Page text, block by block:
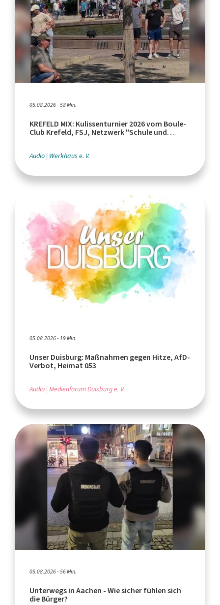
05.08.2026 - 58 Min.
KREFELD MIX: Kulissenturnier 2026 vom Boule-
Club Krefeld, FSJ, Netzwerk "Schule und
Audio Werkhaus e. V.
05.08.2026 - 19 Min.
Unser Duisburg: Maßnahmen gegen Hitze, AfD-
Verbot, Heimat 053
Audio Medienforum Duisburg e. V.
05.08.2026 - 56 Min.
Unterwegs in Aachen - Wie sicher fühlen sich
die Bürger?